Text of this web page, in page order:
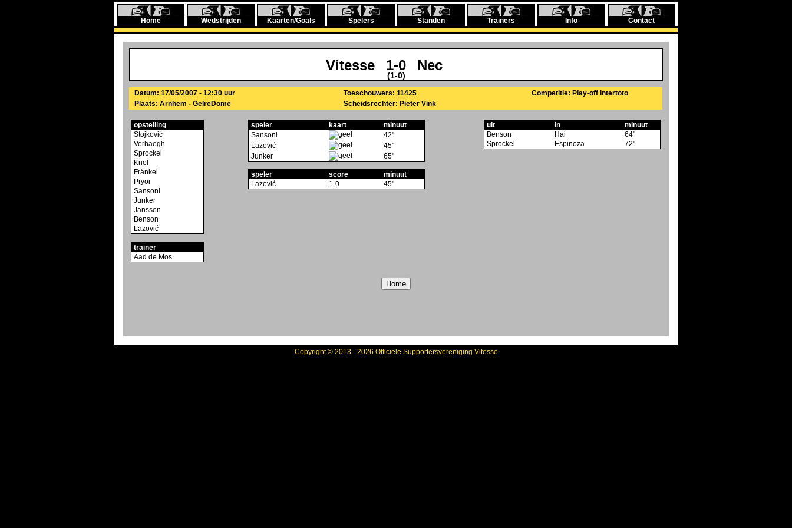
Home Wedstrijden Kaarten/Goals Spelers Standen Trainers Info Contact
Vitesse 1-0 Nec
(1-0)
Datum: 17/05/2007 - 12:30 uur Toeschouwers: 11425
Competitie: Play-off intertoto
Plaats: Arnhem - GelreDome
Scheidsrechter: Pieter Vink
opstelling
Stojković
Verhaegh
Sprockel
Knol
Fränkel
Pryor
Sansoni
Junker
Janssen
Benson
Lazović
trainer
Aad de Mos
speler kaart
minuut
Sansoni
42"
Lazović
45"
Junker
65"
speler score
minuut
Lazović
1-0 45"
uit in
minuut
Benson
Hai
64"
Sprockel
Espinoza 72"
Copyright © 2013 - 2026 Officiële Supportersvereniging Vitesse